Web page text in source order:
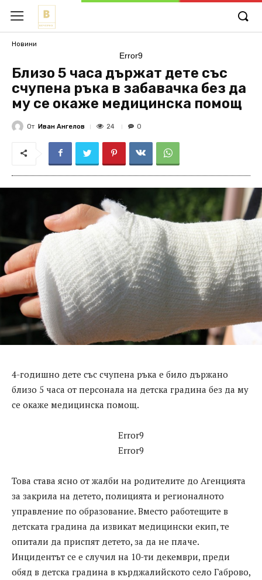
Новини
Error9
Близо 5 часа държат дете със
счупена ръка в забавачка без да
му се окаже медицинска помощ
От Иван Ангелов 24 0
4-годишно дете със счупена ръка е било държано
близо 5 часа от персонала на детска градина без да му
се окаже медицинска помощ.
Error9
Error9
Това става ясно от жалби на родителите до Агенцията
за закрила на детето, полицията и регионалното
управление по образование. Вместо работещите в
детската градина да извикат медицински екип, те
опитали да приспят детето, за да не плаче.
Инцидентът се е случил на 10-ти декември, преди
обяд в детска градина в кърджалийското село Габрово,